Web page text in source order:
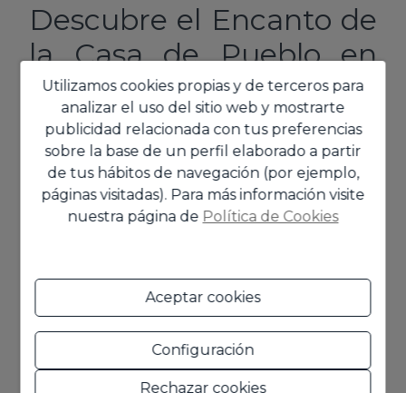
Descubre el Encanto de
la Casa de Pueblo en
Benimeli
Enclavada en el corazón deBenimeli, esta
encantadora casa de pueblo ofrece una
experiencia única de vida rural en la provincia
deAlicante. Con su dotación de140 m²
construidos, este hogar promete ser el refugio
Distribución Espaciosa
La propiedad cuenta contres acogedoras
, una en la planta baja y las otras
dos en la planta alta, ideales para el descanso
Mostrar más
Equipamiento
Utilizamos cookies propias y de terceros para
analizar el uso del sitio web y mostrarte
publicidad relacionada con tus preferencias
sobre la base de un perfil elaborado a partir
de tus hábitos de navegación (por ejemplo,
páginas visitadas). Para más información visite
nuestra página de Política de Cookies
Aceptar cookies
Configuración
Rechazar cookies